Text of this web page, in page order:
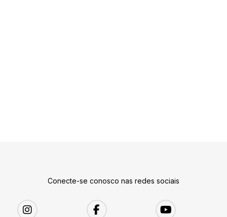
Conecte-se conosco nas redes sociais